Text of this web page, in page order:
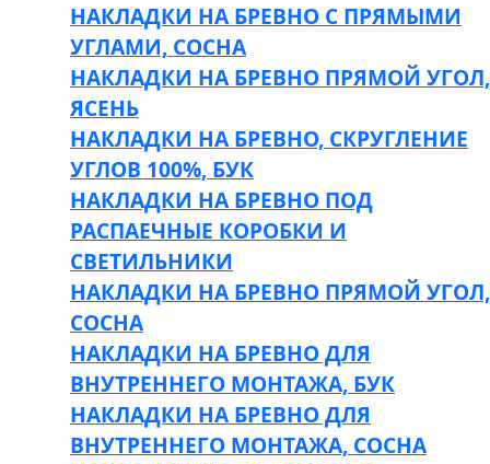
НАКЛАДКИ НА БРЕВНО С ПРЯМЫМИ
УГЛАМИ, СОСНА
НАКЛАДКИ НА БРЕВНО ПРЯМОЙ УГОЛ,
ЯСЕНЬ
НАКЛАДКИ НА БРЕВНО, СКРУГЛЕНИЕ
УГЛОВ 100%, БУК
НАКЛАДКИ НА БРЕВНО ПОД
РАСПАЕЧНЫЕ КОРОБКИ И
СВЕТИЛЬНИКИ
НАКЛАДКИ НА БРЕВНО ПРЯМОЙ УГОЛ,
СОСНА
НАКЛАДКИ НА БРЕВНО ДЛЯ
ВНУТРЕННЕГО МОНТАЖА, БУК
НАКЛАДКИ НА БРЕВНО ДЛЯ
ВНУТРЕННЕГО МОНТАЖА, СОСНА